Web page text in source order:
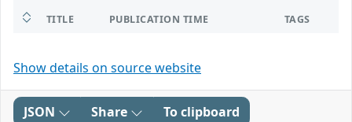
TITLE PUBLICATION TIME TAGS
Show details on source website
JSON Share To clipboard